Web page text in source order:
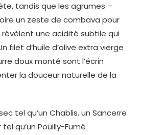
tandis que les agrumes –
un zeste de combava pour
révèlent une acidité subtile qui
filet d’huile d’olive extra vierge
doux monté sont l’écrin
la douceur naturelle de la
tel qu’un Chablis, un Sancerre
qu’un Pouilly-Fumé